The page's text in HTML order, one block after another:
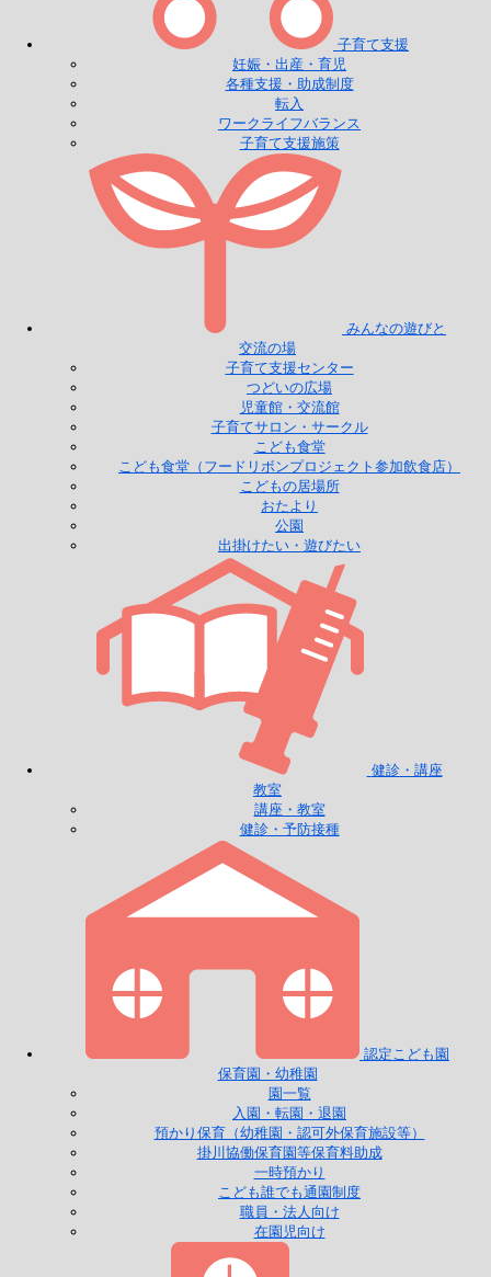
子育て支援
妊娠・出産・育児
各種支援・助成制度
転入
ワークライフバランス
子育て支援施策
みんなの遊びと
交流の場
子育て支援センター
つどいの広場
児童館・交流館
子育てサロン・サークル
こども食堂
こども食堂（フードリボンプロジェクト参加飲食店）
こどもの居場所
おたより
公園
出掛けたい・遊びたい
健診・講座
教室
講座・教室
健診・予防接種
認定こども園
保育園・幼稚園
園一覧
入園・転園・退園
預かり保育（幼稚園・認可外保育施設等）
掛川協働保育園等保育料助成
一時預かり
こども誰でも通園制度
職員・法人向け
在園児向け